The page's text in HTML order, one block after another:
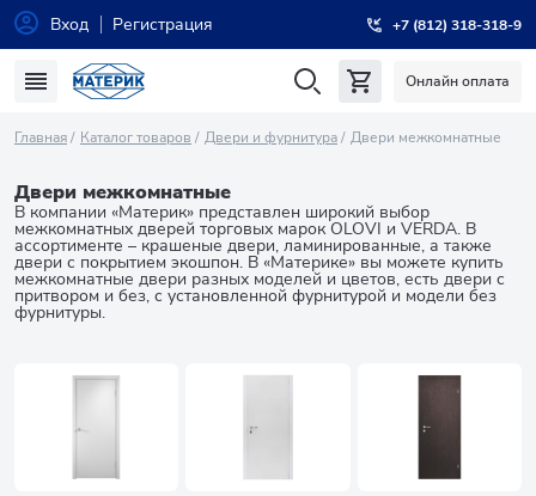
Вход Регистрация +7 (812) 318-318-9
Онлайн оплата
Главная Каталог товаров Двери и фурнитура Двери межкомнатные
Двери межкомнатные
В компании «Материк» представлен широкий выбор
межкомнатных дверей торговых марок OLOVI и VERDA. В
ассортименте – крашеные двери, ламинированные, а также
двери с покрытием экошпон. В «Материке» вы можете купить
межкомнатные двери разных моделей и цветов, есть двери с
притвором и без, с установленной фурнитурой и модели без
фурнитуры.